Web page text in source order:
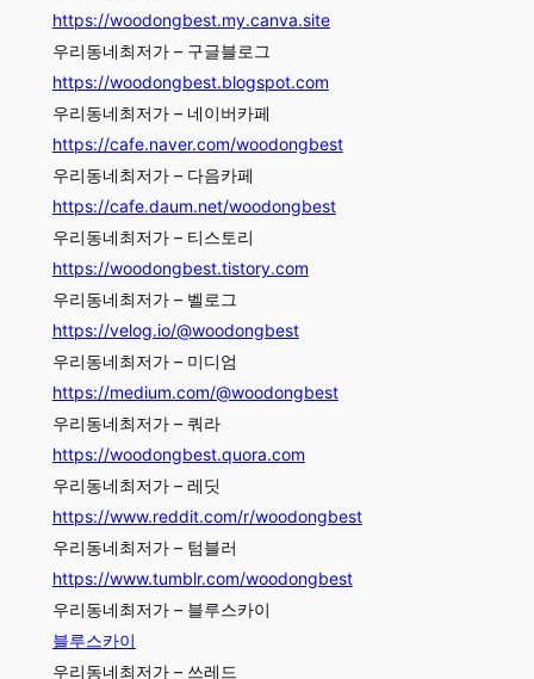
https://woodongbest.my.canva.site
우리동네최저가 – 구글블로그
https://woodongbest.blogspot.com
우리동네최저가 – 네이버카페
https://cafe.naver.com/woodongbest
우리동네최저가 – 다음카페
https://cafe.daum.net/woodongbest
우리동네최저가 – 티스토리
https://woodongbest.tistory.com
우리동네최저가 – 벨로그
https://velog.io/@woodongbest
우리동네최저가 – 미디엄
https://medium.com/@woodongbest
우리동네최저가 – 쿼라
https://woodongbest.quora.com
우리동네최저가 – 레딧
https://www.reddit.com/r/woodongbest
우리동네최저가 – 텀블러
https://www.tumblr.com/woodongbest
우리동네최저가 – 블루스카이
블루스카이
우리동네최저가 – 쓰레드